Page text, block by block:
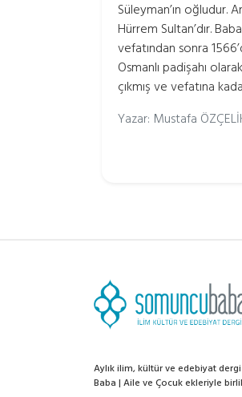
Süleyman’ın oğludur.
Hürrem Sultan’dır.
vefatından sonra
Osmanlı padişahı
çıkmış ve vefatına
Yazar: Mustafa
Aylık ilim, kültür ve edebiyat
Baba | Aile ve Çocuk ekleriyle